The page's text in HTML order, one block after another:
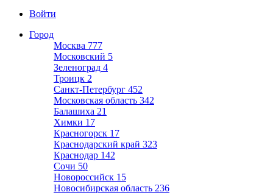
Войти
Город
Москва 777
Московский 5
Зеленоград 4
Троицк 2
Санкт-Петербург 452
Московская область 342
Балашиха 21
Химки 17
Красногорск 17
Краснодарский край 323
Краснодар 142
Сочи 50
Новороссийск 15
Новосибирская область 236